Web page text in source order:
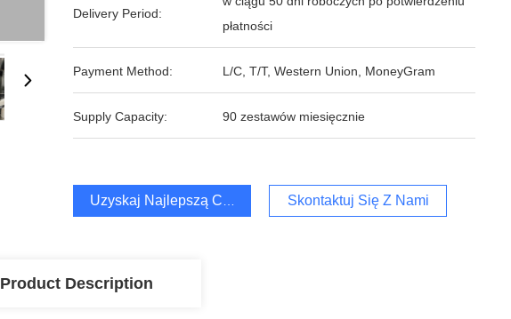
Delivery Period:
płatności
Payment Method: L/C, T/T, Western Union, MoneyGram
Supply Capacity: 90 zestawów miesięcznie
Uzyskaj Najlepszą Cenę Skontaktuj Się Z Nami
Product Description